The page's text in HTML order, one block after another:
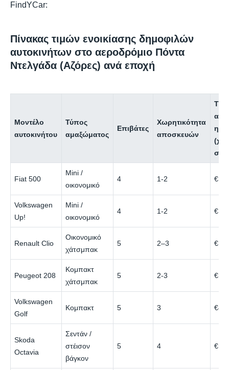
FindYCar:
Πίνακας τιμών ενοικίασης δημοφιλών
αυτοκινήτων στο αεροδρόμιο Πόντα
Ντελγάδα (Αζόρες) ανά εποχή
Μοντέλο
αυτοκινήτου
Τύπος
αμαξώματος
Επιβάτες
Χωρητικότητα
αποσκευών
ανά
Fiat 500
Mini /
οικονομικό
4 1-2 €30
Volkswagen
Up!
Mini /
οικονομικό
4 1-2 €32
Renault Clio
Οικονομικό
χάτσμπακ
5 2–3 €35
Peugeot 208
Κομπακτ
χάτσμπακ
5 2-3 €38
Volkswagen
Golf
Κομπακτ 5 3 €45
Skoda
Octavia
Σεντάν /
στέισον
βάγκον
5 4 €50